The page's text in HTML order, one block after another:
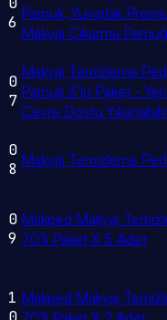
6 Pamuk, Yuvarlak
Makyaj Çıkarma
0
7
Makyaj Temizleme
Pamuk 3’lü Paket -
Çevre Dostu Yıkanabilir
0
8 Makyaj Temizleme
0
9
Makped Makyaj
70'li Paket X 5 Adet
1 Makped Makyaj